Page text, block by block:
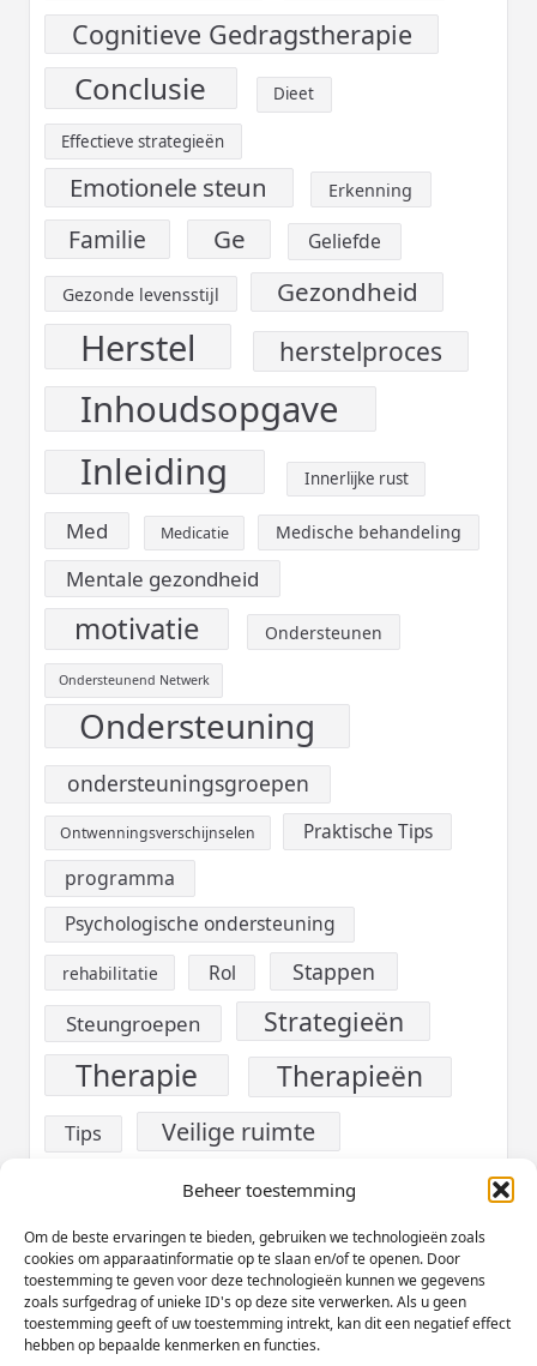
Beheer toestemming
Om de beste ervaringen te bieden, gebruiken we technologieën zoals
cookies om apparaatinformatie op te slaan en/of te openen. Door
toestemming te geven voor deze technologieën kunnen we gegevens
zoals surfgedrag of unieke ID's op deze site verwerken. Als u geen
toestemming geeft of uw toestemming intrekt, kan dit een negatief effect
hebben op bepaalde kenmerken en functies.
Cognitieve Gedragstherapie
Conclusie Dieet
Effectieve strategieën
Emotionele steun Erkenning
Familie Ge Geliefde
Gezonde levensstijl Gezondheid
Herstel herstelproces
Inhoudsopgave
Inleiding
Innerlijke rust
Med Medicatie Medische behandeling
Mentale gezondheid
motivatie Ondersteunen
Ondersteunend Netwerk
Ondersteuning
ondersteuningsgroepen
Ontwenningsverschijnselen Praktische Tips
programma
Psychologische ondersteuning
rehabilitatie Rol Stappen
Steungroepen Strategieën
Therapie Therapieën
Tips Veilige ruimte
verslaving Voeding
Welzijn Werk
Zelfzorg